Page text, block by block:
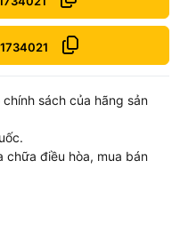
sách của hãng sản
chữa điều hòa, mua bán